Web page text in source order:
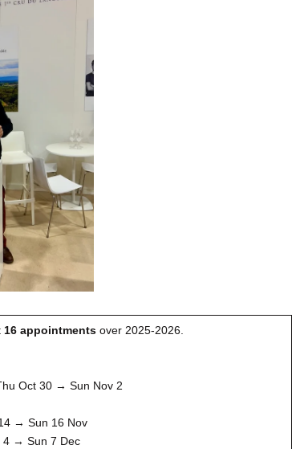
16 appointments over 2025-2026.
Oct 30 → Sun Nov 2
→ Sun 16 Nov
4 → Sun 7 Dec